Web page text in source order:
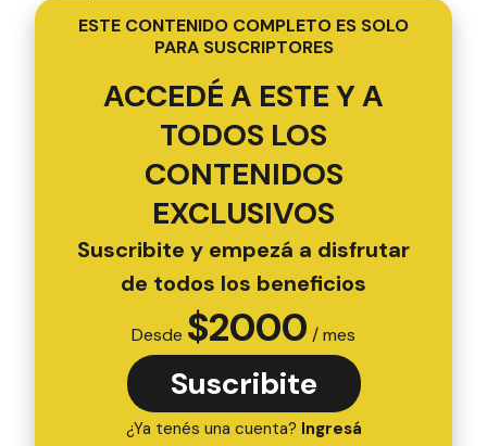
ESTE CONTENIDO COMPLETO ES SOLO
PARA SUSCRIPTORES
ACCEDÉ A ESTE Y A
TODOS LOS
CONTENIDOS
EXCLUSIVOS
Suscribite y empezá a disfrutar
de todos los beneficios
Desde $2000 / mes
Suscribite
¿Ya tenés una cuenta? Ingresá